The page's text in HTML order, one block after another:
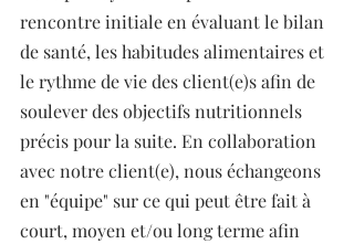
rencontre initiale en évaluant le bilan
de santé, les habitudes alimentaires et
le rythme de vie des client(e)s afin de
soulever des objectifs nutritionnels
précis pour la suite. En collaboration
avec notre client(e), nous échangeons
en "équipe" sur ce qui peut être fait à
court, moyen et/ou long terme afin